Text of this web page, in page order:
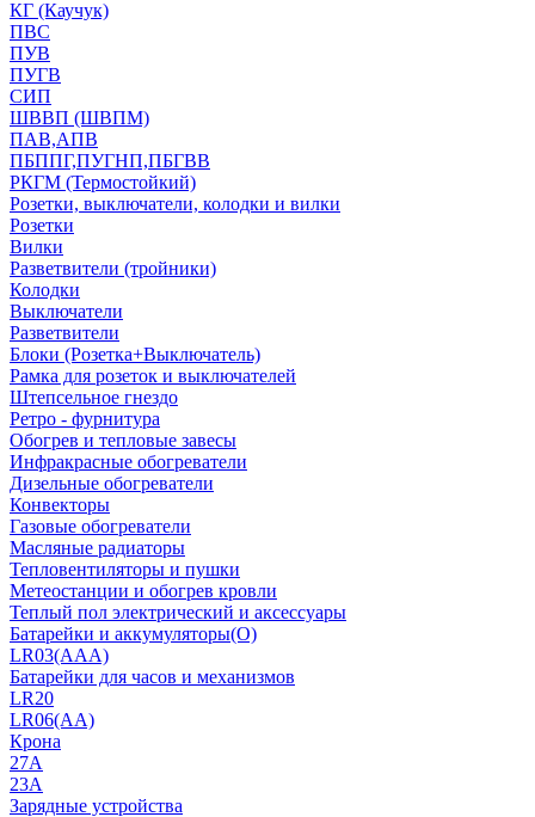
КГ (Каучук)
ПВС
ПУВ
ПУГВ
СИП
ШВВП (ШВПМ)
ПАВ,АПВ
ПБППГ,ПУГНП,ПБГВВ
РКГМ (Термостойкий)
Розетки, выключатели, колодки и вилки
Розетки
Вилки
Разветвители (тройники)
Колодки
Выключатели
Разветвители
Блоки (Розетка+Выключатель)
Рамка для розеток и выключателей
Штепсельное гнездо
Ретро - фурнитура
Обогрев и тепловые завесы
Инфракрасные обогреватели
Дизельные обогреватели
Конвекторы
Газовые обогреватели
Масляные радиаторы
Тепловентиляторы и пушки
Метеостанции и обогрев кровли
Теплый пол электрический и аксессуары
Батарейки и аккумуляторы(О)
LR03(AAA)
Батарейки для часов и механизмов
LR20
LR06(AA)
Крона
27A
23A
Зарядные устройства